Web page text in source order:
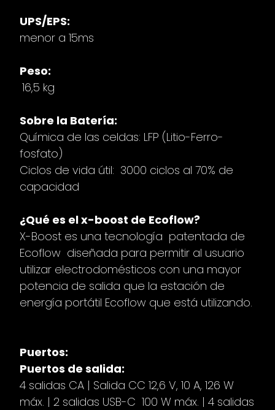
UPS/EPS:
menor a 15ms
Peso:
16,5 kg
Sobre la Batería:
Química de las celdas: LFP (Litio-Ferro-
fosfato)
Ciclos de vida útil: 3000 ciclos al 70% de
capacidad
¿Qué es el x-boost de Ecoflow?
X-Boost es una tecnología patentada de
Ecoflow diseñada para permitir al usuario
utilizar electrodomésticos con una mayor
potencia de salida que la estación de
energía portátil Ecoflow que está utilizando.
Puertos:
Puertos de salida:
4 salidas CA | Salida CC 12,6 V, 10 A, 126 W
máx. | 2 salidas USB-C 100 W máx. | 4 salidas